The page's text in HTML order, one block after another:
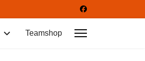
Teamshop